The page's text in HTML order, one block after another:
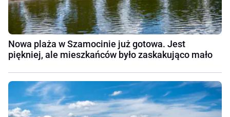
Nowa plaża w Szamocinie już gotowa. Jest
piękniej, ale mieszkańców było zaskakująco mało